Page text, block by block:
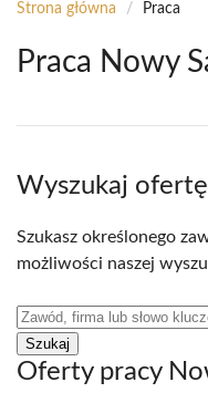
Strona główna / Praca
Praca Nowy
Wyszukaj
Szukasz określonego
możliwości naszej
Oferty pracy